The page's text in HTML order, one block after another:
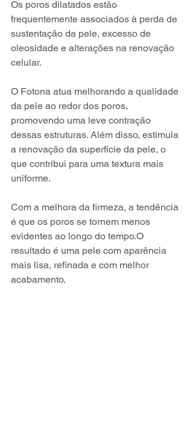
Os poros dilatados estão
frequentemente associados à perda de
sustentação da pele, excesso de
oleosidade e alterações na renovação
celular.
O Fotona atua melhorando a qualidade
da pele ao redor dos poros,
promovendo uma leve contração
dessas estruturas. Além disso, estimula
a renovação da superfície da pele, o
que contribui para uma textura mais
uniforme.
Com a melhora da firmeza, a tendência
é que os poros se tornem menos
evidentes ao longo do tempo.O
resultado é uma pele com aparência
mais lisa, refinada e com melhor
acabamento.